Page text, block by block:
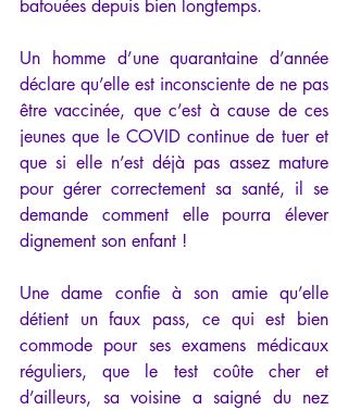
bafouées depuis bien longtemps.
Un homme d’une quarantaine d’année
déclare qu’elle est inconsciente de ne pas
être vaccinée, que c’est à cause de ces
jeunes que le COVID continue de tuer et
que si elle n’est déjà pas assez mature
pour gérer correctement sa santé, il se
demande comment elle pourra élever
dignement son enfant !
Une dame confie à son amie qu’elle
détient un faux pass, ce qui est bien
commode pour ses examens médicaux
réguliers, que le test coûte cher et
d’ailleurs, sa voisine a saigné du nez